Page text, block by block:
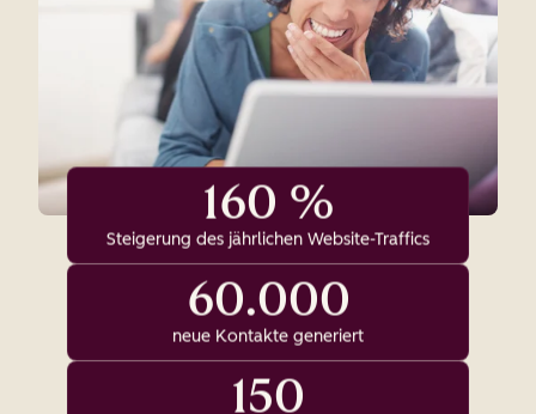
160 %
Steigerung des jährlichen Website-Traffics
60.000
neue Kontakte generiert
150